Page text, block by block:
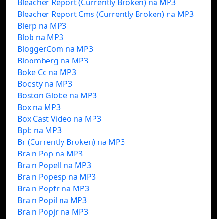
Bleacher Report (Currently Broken) na MP3
Bleacher Report Cms (Currently Broken) na MP3
Blerp na MP3
Blob na MP3
Blogger.Com na MP3
Bloomberg na MP3
Boke Cc na MP3
Boosty na MP3
Boston Globe na MP3
Box na MP3
Box Cast Video na MP3
Bpb na MP3
Br (Currently Broken) na MP3
Brain Pop na MP3
Brain Popell na MP3
Brain Popesp na MP3
Brain Popfr na MP3
Brain Popil na MP3
Brain Popjr na MP3